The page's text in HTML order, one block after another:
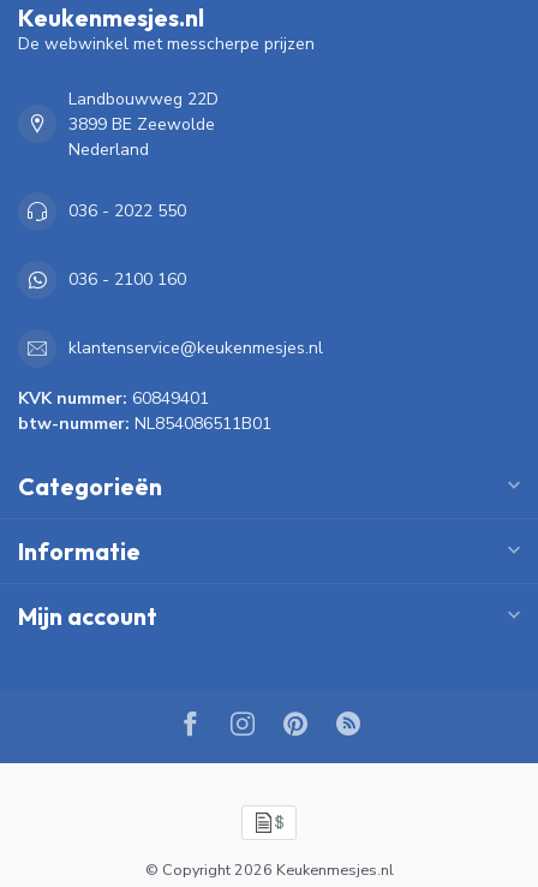
Keukenmesjes.nl
De webwinkel met messcherpe prijzen
Landbouwweg 22D
3899 BE Zeewolde
Nederland
036 - 2022 550
036 - 2100 160
klantenservice@keukenmesjes.nl
KVK nummer: 60849401
btw-nummer: NL854086511B01
Categorieën
Informatie
Mijn account
© Copyright 2026 Keukenmesjes.nl